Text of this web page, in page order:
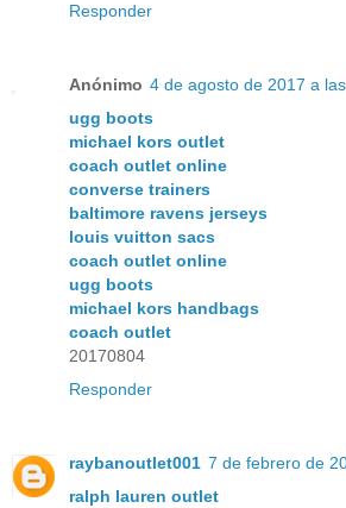
Responder
Anónimo 4 de agosto de 2017 a
ugg boots
michael kors outlet
coach outlet online
converse trainers
baltimore ravens jerseys
louis vuitton sacs
coach outlet online
ugg boots
michael kors handbags
coach outlet
20170804
Responder
raybanoutlet001 7 de febrero de
ralph lauren outlet